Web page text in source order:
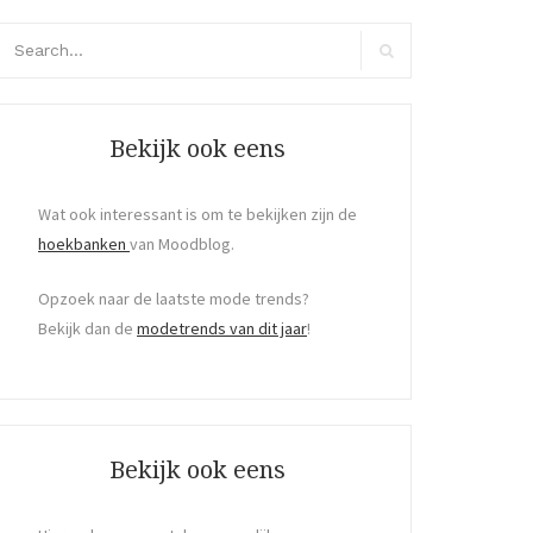
Bekijk ook eens
Wat ook interessant is om te bekijken zijn de
hoekbanken van Moodblog.
Opzoek naar de laatste mode trends?
Bekijk dan de modetrends van dit jaar!
Bekijk ook eens